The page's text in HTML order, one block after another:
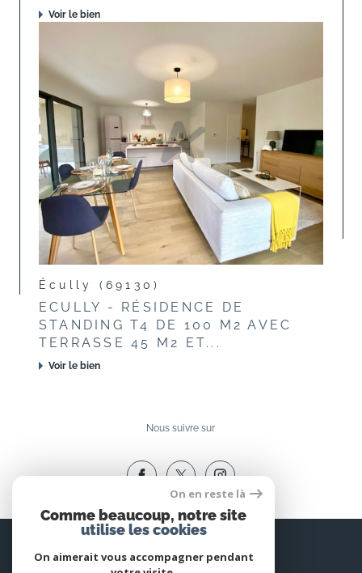
Voir le bien
Écully (69130)
ECULLY - RÉSIDENCE DE
STANDING T4 DE 100 M2 AVEC
TERRASSE 45 M2 ET...
Voir le bien
Nous suivre sur
Espace
PROPRIÉTAIRE
On en reste là
Comme beaucoup, notre site
utilise les cookies
On aimerait vous accompagner pendant